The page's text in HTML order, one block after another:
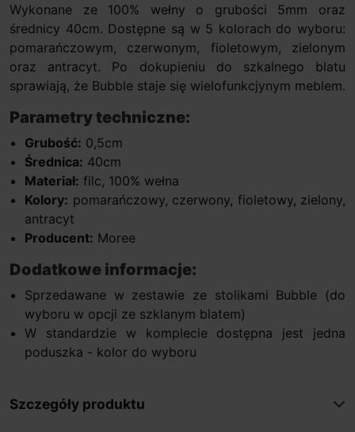
Wykonane ze 100% wełny o grubości 5mm oraz
średnicy 40cm. Dostępne są w 5 kolorach do wyboru:
pomarańczowym, czerwonym, fioletowym, zielonym
oraz antracyt. Po dokupieniu do szkalnego blatu
sprawiają, że Bubble staje się wielofunkcjynym meblem.
Parametry techniczne:
Grubość: 0,5cm
Średnica: 40cm
Materiał: filc, 100% wełna
Kolory: pomarańczowy, czerwony, fioletowy, zielony,
antracyt
Producent: Moree
Dodatkowe informacje:
Sprzedawane w zestawie ze stolikami Bubble (do
wyboru w opcji ze szklanym blatem)
W standardzie w komplecie dostępna jest jedna
poduszka - kolor do wyboru
Szczegóły produktu